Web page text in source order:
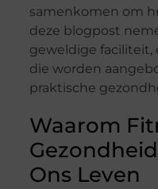
samenkomen om
deze blogpost
geweldige faciliteit,
die worden
praktische
Waarom
Ons Leven